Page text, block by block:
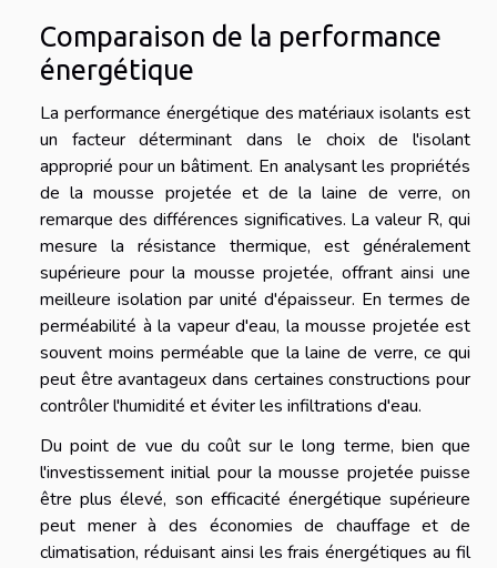
Comparaison de la performance
énergétique
La performance énergétique des matériaux isolants est
un facteur déterminant dans le choix de l'isolant
approprié pour un bâtiment. En analysant les propriétés
de la mousse projetée et de la laine de verre, on
remarque des différences significatives. La valeur R, qui
mesure la résistance thermique, est généralement
supérieure pour la mousse projetée, offrant ainsi une
meilleure isolation par unité d'épaisseur. En termes de
perméabilité à la vapeur d'eau, la mousse projetée est
souvent moins perméable que la laine de verre, ce qui
peut être avantageux dans certaines constructions pour
contrôler l'humidité et éviter les infiltrations d'eau.
Du point de vue du coût sur le long terme, bien que
l'investissement initial pour la mousse projetée puisse
être plus élevé, son efficacité énergétique supérieure
peut mener à des économies de chauffage et de
climatisation, réduisant ainsi les frais énergétiques au fil